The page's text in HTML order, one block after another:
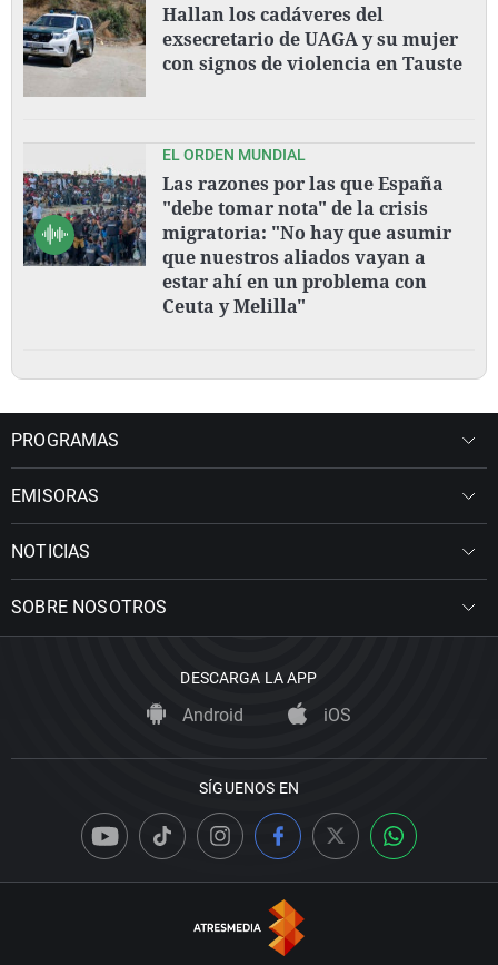
Hallan los cadáveres del
exsecretario de UAGA y su mujer
con signos de violencia en Tauste
EL ORDEN MUNDIAL
Las razones por las que España
"debe tomar nota" de la crisis
migratoria: "No hay que asumir
que nuestros aliados vayan a
estar ahí en un problema con
Ceuta y Melilla"
PROGRAMAS
EMISORAS
NOTICIAS
SOBRE NOSOTROS
DESCARGA LA APP
Android iOS
SÍGUENOS EN